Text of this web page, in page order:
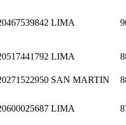
LIMA
LIMA
SAN MARTIN
LIMA